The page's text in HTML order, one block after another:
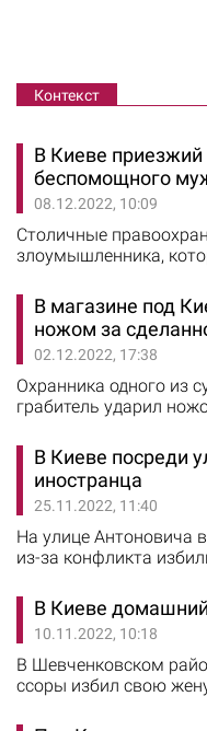
Контекст
В Киеве приезжий
беспомощного
08.12.2022, 10:09
Столичные
злоумышленника,
Нацполиции Киева.
Подольского района
мужчиной и решил с
ссору, и киевлянин
дороге
Злоумышленник,
В магазине под
ножом за
02.12.2022, 17:38
Охранника одного из
грабитель ударил
днях в полицию
супермаркетов,
ударил ножом
место полицейские
службы безопасности
В Киеве посреди
иностранца
25.11.2022, 11:40
На улице Антоновича
из-за конфликта
Голосеевского
сообщение от
Антоновича во время
неизвестный.
установили, что
ссора. В ходе
В Киеве
10.11.2022, 10:18
В Шевченковском
ссоры избил свою
утихомирили